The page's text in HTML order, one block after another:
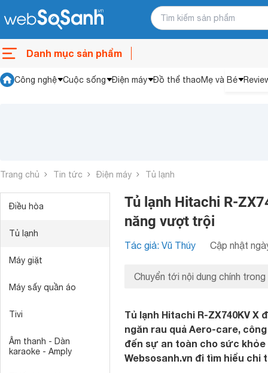
Danh mục sản phẩm
Công nghệ Cuộc sống Điện máy Đồ thể thaoMẹ và Bé
Trang chủ Tin tức Điện máy Tủ lạnh
Điều hòa
Tủ lạnh
Máy giặt
Máy sấy quần áo
Tivi
Âm thanh - Dàn
karaoke - Amply
Tủ lạnh Hitachi R-
năng vượt trội
Tác giả: Vũ Thúy Cập nhật
Chuyển tới nội dung chính trong
Tủ lạnh Hitachi R-ZX740KV
ngăn rau quả Aero-care,
đến sự an toàn cho sức
Websosanh.vn đi tìm hiểu